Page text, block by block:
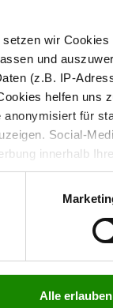
wir Cookies
und
(z.B. IP-
helfen uns
anonymisiert für
Social-
innerhalb
zulassen
Einverstanden
“,
lesen Sie bitte
Alle erlauben